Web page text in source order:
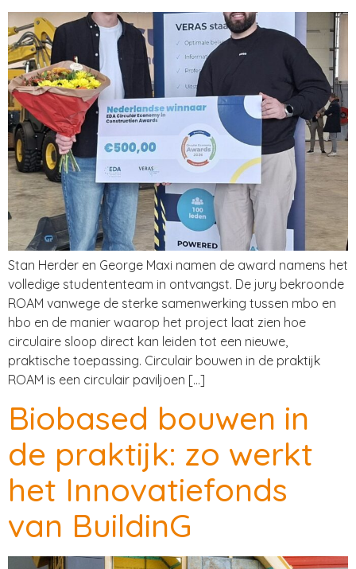
Stan Herder en George Maxi namen de award namens het
volledige studententeam in ontvangst. De jury bekroonde
ROAM vanwege de sterke samenwerking tussen mbo en
hbo en de manier waarop het project laat zien hoe
circulaire sloop direct kan leiden tot een nieuwe,
praktische toepassing. Circulair bouwen in de praktijk
ROAM is een circulair paviljoen […]
Biobased bouwen in
de praktijk: zo werkt
het Innovatiefonds
van BuildinG